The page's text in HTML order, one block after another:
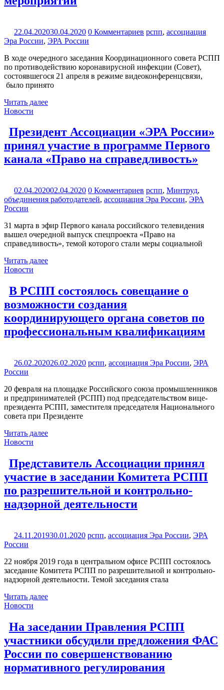
22.04.202030.04.2020 0 Комментариев рспп, ассоциация
Эра России, ЭРА России
В ходе очередного заседания Координационного совета РСПП
по противодействию коронавирусной инфекции (Совет),
состоявшегося 21 апреля в режиме видеоконференцсвязи,
было принято
Читать далее
Новости
Президент Ассоциации «ЭРА России»
принял участие в программе Первого
канала «Право на справедливость»
02.04.202002.04.2020 0 Комментариев рспп, Минтруд,
объединения работодателей, ассоциация Эра России, ЭРА
России
31 марта в эфир Первого канала российского телевидения
вышел очередной выпуск спецпроекта «Право на
справедливость», темой которого стали меры социальной
Читать далее
Новости
В РСПП состоялось совещание о
возможности создания
координирующего органа советов по
профессиональным квалификациям
26.02.202026.02.2020 рспп, ассоциация Эра России, ЭРА
России
20 февраля на площадке Российского союза промышленников
и предпринимателей (РСПП) под председательством вице-
президента РСПП, заместителя председателя Национального
совета при Президенте
Читать далее
Новости
Представитель Ассоциации принял
участие в заседании Комитета РСПП
по разрешительной и контрольно-
надзорной деятельности
24.11.201930.01.2020 рспп, ассоциация Эра России, ЭРА
России
22 ноября 2019 года в центральном офисе РСПП состоялось
заседание Комитета РСПП по разрешительной и контрольно-
надзорной деятельности. Темой заседания стала
Читать далее
Новости
На заседании Правления РСПП
участники обсудили предложения ФАС
России по совершенствованию
нормативного регулирования